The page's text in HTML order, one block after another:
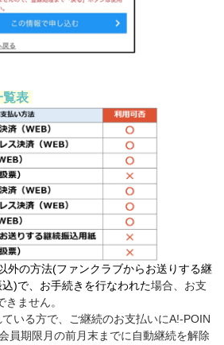
覧表
外の方法(ファンクラブからお送りする継
)で、お手続きを行なわれた場合、お支
ません。
いる方で、ご継続のお支払いにA!-POIN
員期限月の前月末までに自動継続を解除